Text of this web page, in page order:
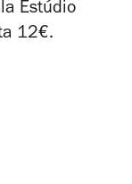
Estúdio
12€.